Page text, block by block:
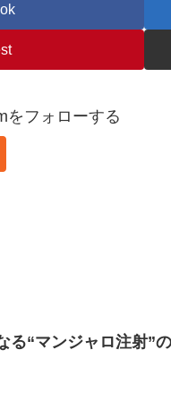
をフォローする
“マンジャロ注射”